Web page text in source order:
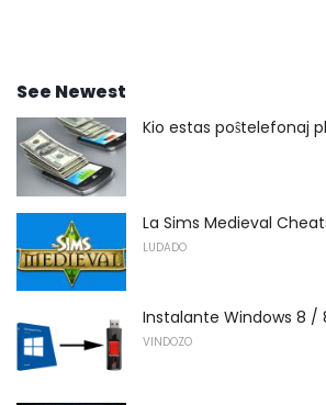
See Newest
Kio estas poŝtelefonaj
La Sims Medieval
LUDADO
Instalante Windows 8 /
VINDOZO